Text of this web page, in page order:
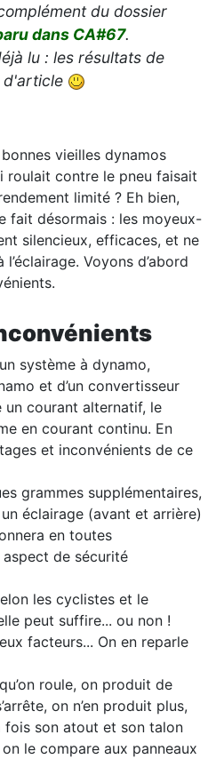
du dossier
dans CA#67.
lu : les résultats de
d'article
vieilles dynamos
roulait contre le pneu faisait
limité ? Eh bien,
fait désormais : les moyeux-
silencieux, efficaces, et ne
Voyons d’abord
système à dynamo,
et d’un convertisseur
un courant alternatif, le
en courant continu. En
et inconvénients de ce
grammes supplémentaires,
éclairage (avant et arrière)
en toutes
aspect de sécurité
les cyclistes et le
peut suffire... ou non !
facteurs... On en reparle
roule, on produit de
on n’en produit plus,
fois son atout et son talon
le compare aux panneaux